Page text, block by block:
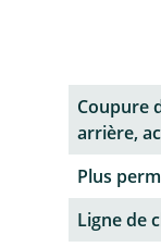
Coupure
arrière,
Plus
Ligne de